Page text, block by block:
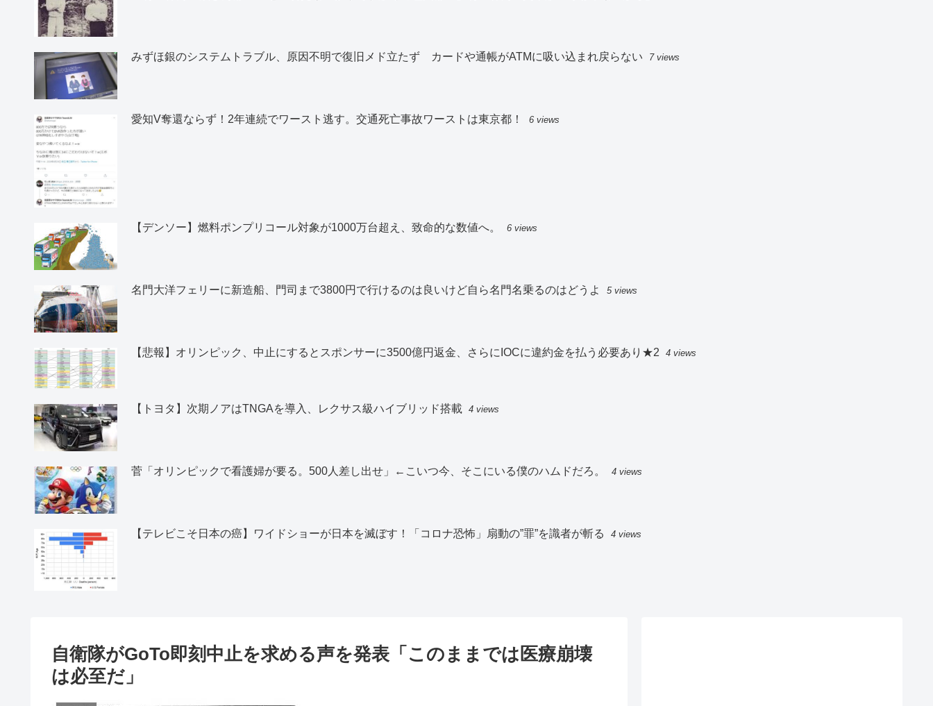
みずほ銀のシステムトラブル、原因不明で復旧メド立たず カードや通帳がATMに吸い込まれ戻らない 7 views
愛知V奪還ならず！2年連続でワースト逃す。交通死亡事故ワーストは東京都！ 6 views
【デンソー】燃料ポンプリコール対象が1000万台超え、致命的な数値へ。 6 views
名門大洋フェリーに新造船、門司まで3800円で行けるのは良いけど自ら名門名乗るのはどうよ 5 views
【悲報】オリンピック、中止にするとスポンサーに3500億円返金、さらにIOCに違約金を払う必要あり★2 4 views
【トヨタ】次期ノアはTNGAを導入、レクサス級ハイブリッド搭載 4 views
菅「オリンピックで看護婦が要る。500人差し出せ」←こいつ今、そこにいる僕のハムドだろ。 4 views
【テレビこそ日本の癌】ワイドショーが日本を滅ぼす！「コロナ恐怖」扇動の”罪”を識者が斬る 4 views
自衛隊がGoTo即刻中止を求める声を発表「このままでは医療崩壊
は必至だ」